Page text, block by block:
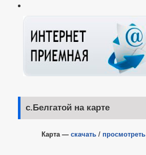
с.Белгатой на карте
Карта — скачать / просмотреть